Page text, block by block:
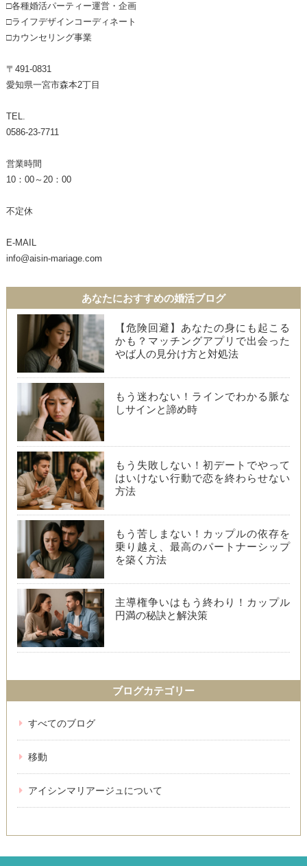
□各種婚活パーティー運営・企画
□ライフデザインコーディネート
□カウンセリング事業
〒491-0831
愛知県一宮市森本2丁目
TEL.
0586-23-7711
営業時間
10：00～20：00
不定休
E-MAIL
info@aisin-mariage.com
あなたにおすすめの婚活ブログ
【危険回避】あなたの身にも起こる
かも？マッチングアプリで出会った
やば人の見分け方と対処法
もう迷わない！ラインでわかる脈な
しサインと諦め時
もう失敗しない！初デートでやって
はいけない行動で恋を終わらせない
方法
もう苦しまない！カップルの依存を
乗り越え、最高のパートナーシップ
を築く方法
主導権争いはもう終わり！カップル
円満の秘訣と解決策
ブログカテゴリー
すべてのブログ
移動
アイシンマリアージュについて